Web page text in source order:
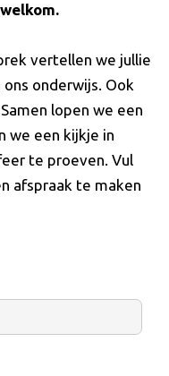
vertellen we jullie
onderwijs. Ook
lopen we een
we een kijkje in
te proeven. Vul
afspraak te maken